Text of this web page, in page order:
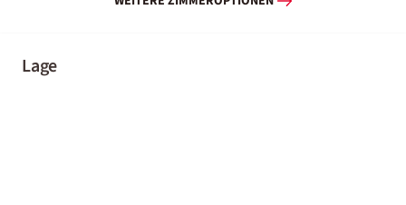
Lage